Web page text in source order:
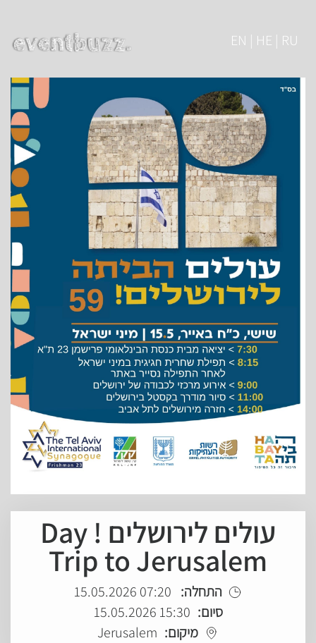
EN | HE | RU
עולים לירושלים ! Day
Trip to Jerusalem
התחלה: 07:20 15.05.2026
סיום: 15:30 15.05.2026
מיקום: Jerusalem